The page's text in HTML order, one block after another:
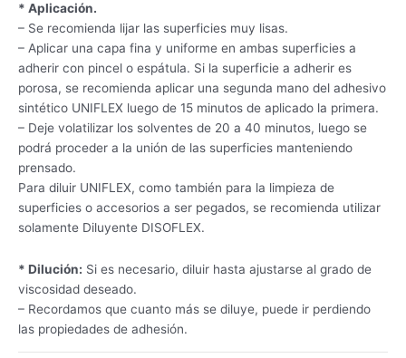
* Aplicación.
– Se recomienda lijar las superficies muy lisas.
– Aplicar una capa fina y uniforme en ambas superficies a
adherir con pincel o espátula. Si la superficie a adherir es
porosa, se recomienda aplicar una segunda mano del adhesivo
sintético UNIFLEX luego de 15 minutos de aplicado la primera.
– Deje volatilizar los solventes de 20 a 40 minutos, luego se
podrá proceder a la unión de las superficies manteniendo
prensado.
Para diluir UNIFLEX, como también para la limpieza de
superficies o accesorios a ser pegados, se recomienda utilizar
solamente Diluyente DISOFLEX.
* Dilución: Si es necesario, diluir hasta ajustarse al grado de
viscosidad deseado.
– Recordamos que cuanto más se diluye, puede ir perdiendo
las propiedades de adhesión.